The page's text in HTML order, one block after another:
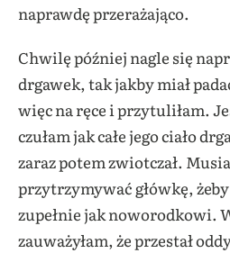
naprawdę przerażająco.
Chwilę później nagle się
drgawek, tak jakby miał
więc na ręce i przytuliłam.
czułam jak całe jego ciało
zaraz potem zwiotczał.
przytrzymywać główkę,
zupełnie jak noworodkowi.
zauważyłam, że przestał